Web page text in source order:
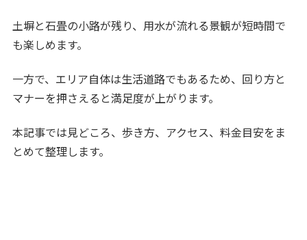
土塀と石畳の小路が残り、用水が流れる景観が短時間で
も楽しめます。
一方で、エリア自体は生活道路でもあるため、回り方と
マナーを押さえると満足度が上がります。
本記事では見どころ、歩き方、アクセス、料金目安をま
とめて整理します。